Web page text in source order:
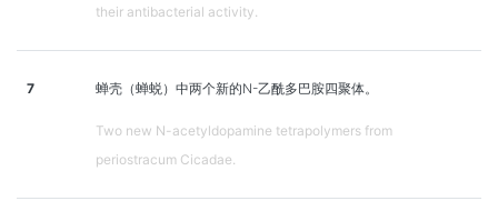
their antibacterial activity.
7 蝉壳（蝉蜕）中两个新的N-乙酰多巴胺四聚体。
Two new N-acetyldopamine tetrapolymers from
periostracum Cicadae.